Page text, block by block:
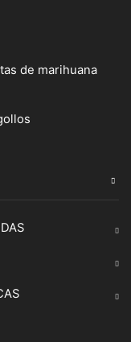
de marihuana